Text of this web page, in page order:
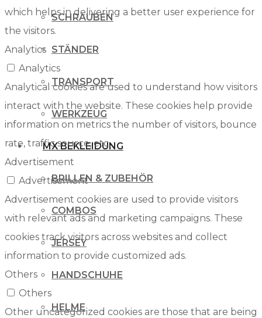
SCHRAUBEN
STÄNDER
TRANSPORT
WERKZEUG
MX BEKLEIDUNG
BRILLEN & ZUBEHÖR
COMBOS
JERSEY
HANDSCHUHE
HELME
which helps in delivering a better user experience for
the visitors.
Analytics
Analytics
Analytical cookies are used to understand how visitors
interact with the website. These cookies help provide
information on metrics the number of visitors, bounce
rate, traffic source, etc.
Advertisement
Advertisement
Advertisement cookies are used to provide visitors
with relevant ads and marketing campaigns. These
cookies track visitors across websites and collect
information to provide customized ads.
Others
Others
Other uncategorized cookies are those that are being